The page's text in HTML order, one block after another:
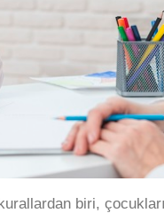
biri,